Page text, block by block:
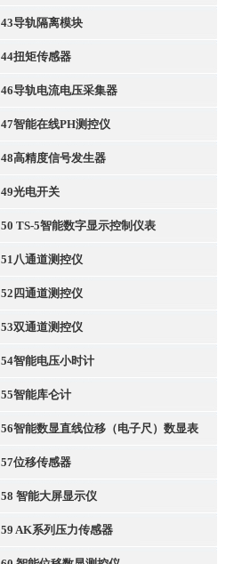
43导轨隔离模块
44扭矩传感器
46导轨电流电压采集器
47智能在线PH测控仪
48高精度信号发生器
49光电开关
50 TS-5智能数字显示控制仪表
51八通道测控仪
52四通道测控仪
53双通道测控仪
54智能电压小时计
55智能库仑计
56智能数显直线位移（电子尺）数显表
57位移传感器
58 智能大屏显示仪
59 AK系列压力传感器